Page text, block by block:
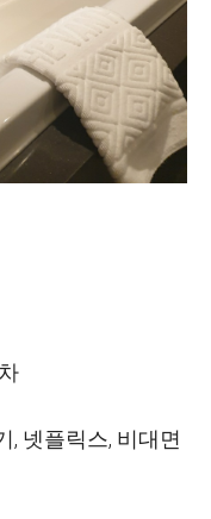
, 넷플릭스, 비대면